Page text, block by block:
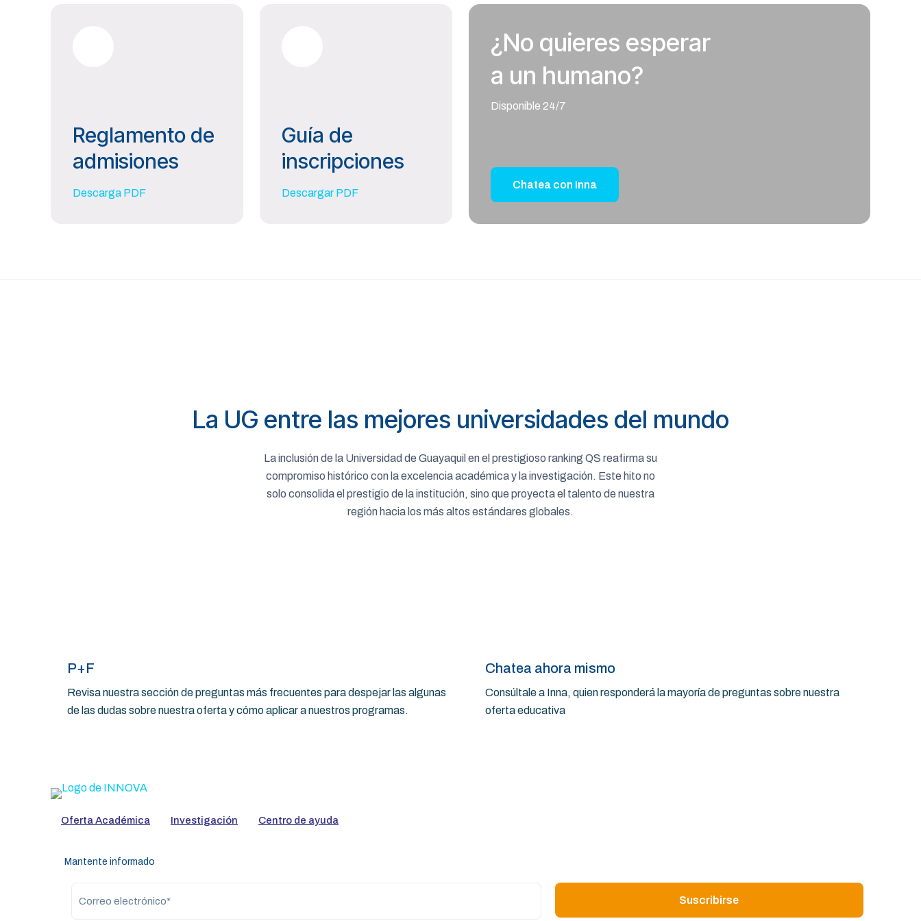
Reglamento de
admisiones
Descarga PDF
Guía de
inscripciones
Descargar PDF
¿No quieres esperar
a un humano?
Disponible 24/7
Chatea con Inna
La UG entre las mejores universidades del mundo
La inclusión de la Universidad de Guayaquil en el prestigioso ranking QS reafirma su
compromiso histórico con la excelencia académica y la investigación. Este hito no
solo consolida el prestigio de la institución, sino que proyecta el talento de nuestra
región hacia los más altos estándares globales.
P+F
Revisa nuestra sección de preguntas más frecuentes para despejar las algunas
de las dudas sobre nuestra oferta y cómo aplicar a nuestros programas.
Chatea ahora mismo
Consúltale a Inna, quien responderá la mayoría de preguntas sobre nuestra
oferta educativa
Oferta Académica Investigación Centro de ayuda
Mantente informado